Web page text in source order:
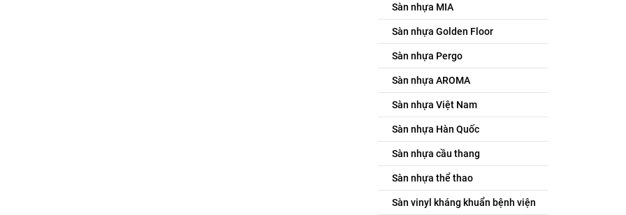
Sàn nhựa MIA
Sàn nhựa Golden Floor
Sàn nhựa Pergo
Sàn nhựa AROMA
Sàn nhựa Việt Nam
Sàn nhựa Hàn Quốc
Sàn nhựa cầu thang
Sàn nhựa thể thao
Sàn vinyl kháng khuẩn bệnh viện